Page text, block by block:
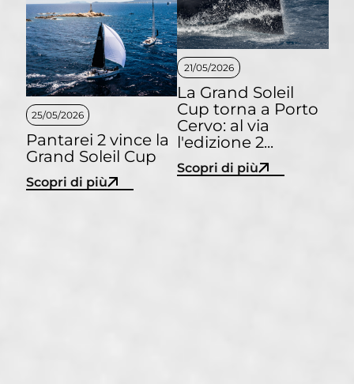
25/05/2026
Pantarei 2 vince la
Grand Soleil Cup
Scopri di più
21/05/2026
La Grand Soleil
Cup torna a Porto
Cervo: al via
l'edizione 2...
Scopri di più